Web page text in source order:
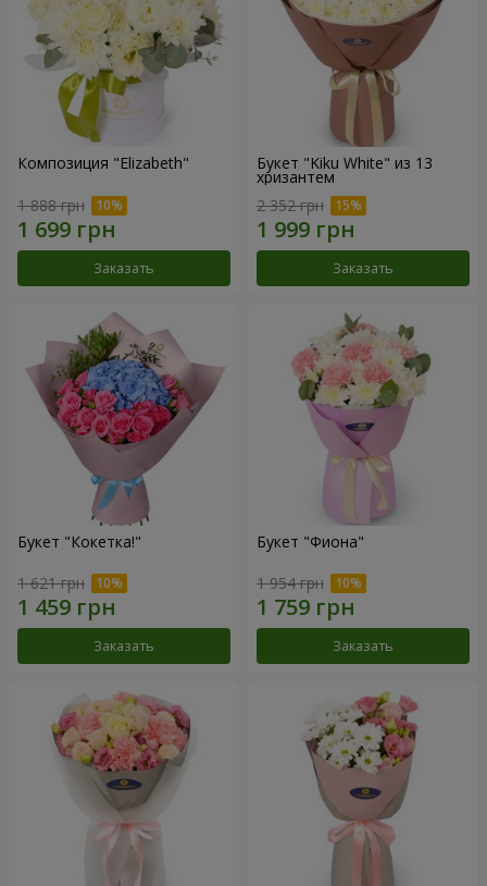
Композиция "Elizabeth"
1 888 грн
Заказать
Букет "Kiku White" из 13
хризантем
2 352 грн
Заказать
Букет "Кокетка!"
1 621 грн
Заказать
Букет "Фиона"
1 954 грн
Заказать